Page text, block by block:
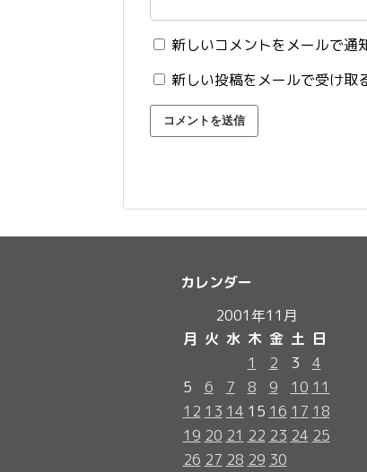
新しいコメントをメールで通
新しい投稿をメールで受け取
カレンダー
2001年11月
月 火 水 木 金 土 日
1
2 3
4
5
6 7 8 9 10 11
12 13 14 15 16 17 18
19 20 21 22 23 24 25
26 27 28 29 30